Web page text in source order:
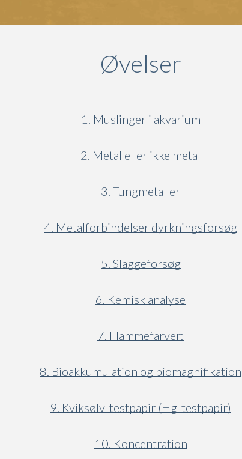
Øvelser
1. Muslinger i akvarium
2. Metal eller ikke metal
3. Tungmetaller
4. Metalforbindelser dyrkningsforsøg
5. Slaggeforsøg
6. Kemisk analyse
7. Flammefarver:
8. Bioakkumulation og biomagnifikation
9. Kviksølv-testpapir (Hg-testpapir)
10. Koncentration